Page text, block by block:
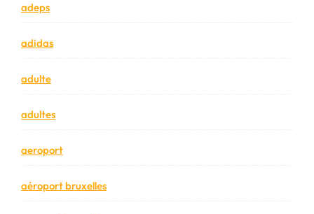
adeps
adidas
adulte
adultes
aeroport
aéroport bruxelles